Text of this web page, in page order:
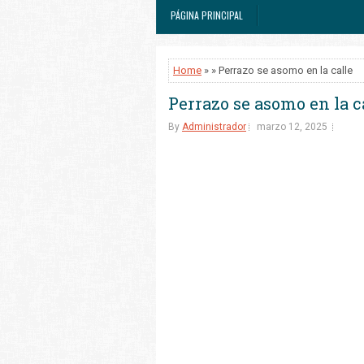
PÁGINA PRINCIPAL
Home » » Perrazo se asomo en la calle
Perrazo se asomo en la
By Administrador marzo 12, 2025